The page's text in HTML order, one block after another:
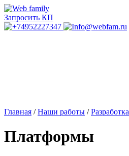
Запросить КП
Главная /Наши работы /Разработка
Платформы